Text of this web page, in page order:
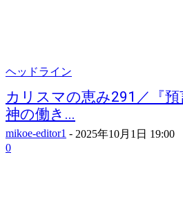
ヘッドライン
カリスマの恵み291／『
神の働き...
mikoe-editor1 - 2025年10月1日 19:00
0